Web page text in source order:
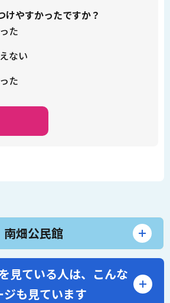
けやすかったですか？
た
ない
た
南畑公民館
見ている人は、 こんな
ジも見ています